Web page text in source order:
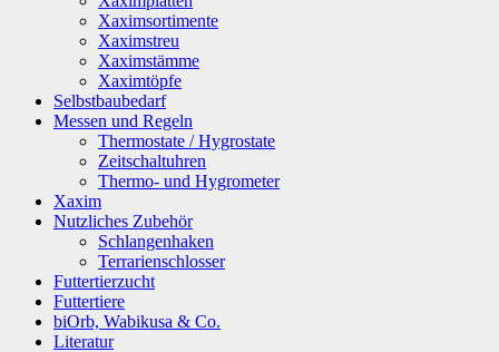
Xaximsortimente
Xaximstreu
Xaximstämme
Xaximtöpfe
Selbstbaubedarf
Messen und Regeln
Thermostate / Hygrostate
Zeitschaltuhren
Thermo- und Hygrometer
Xaxim
Nutzliches Zubehör
Schlangenhaken
Terrarienschlosser
Futtertierzucht
Futtertiere
biOrb, Wabikusa & Co.
Literatur